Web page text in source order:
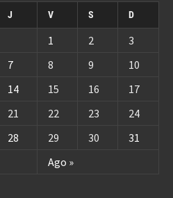
J V S D
Ago »
1 2
3
7 8 9
10
14 15 16
17
21 22 23
24
28 29 30 31